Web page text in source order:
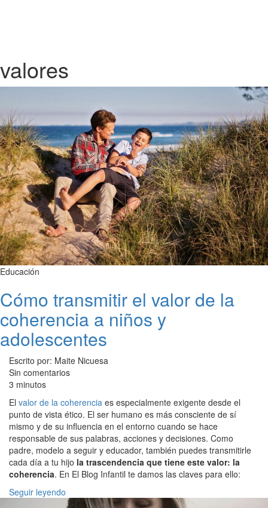
valores
Educación
Cómo transmitir el valor de la
coherencia a niños y
adolescentes
Escrito por: Maite Nicuesa
Sin comentarios
3 minutos
El valor de la coherencia es especialmente exigente desde el
punto de vista ético. El ser humano es más consciente de sí
mismo y de su influencia en el entorno cuando se hace
responsable de sus palabras, acciones y decisiones. Como
padre, modelo a seguir y educador, también puedes transmitirle
cada día a tu hijo la trascendencia que tiene este valor: la
coherencia. En El Blog Infantil te damos las claves para ello:
Seguir leyendo